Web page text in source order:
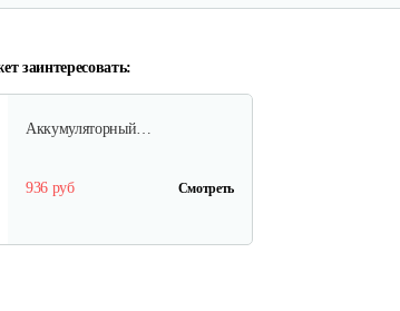
заинтересовать:
Аккумуляторный…
936 руб Смотреть